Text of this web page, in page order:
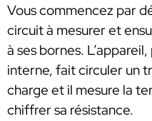
Vous commencez par
circuit à mesurer et
à ses bornes.
interne, fait circuler un
charge et il mesure la
chiffrer sa résistance.